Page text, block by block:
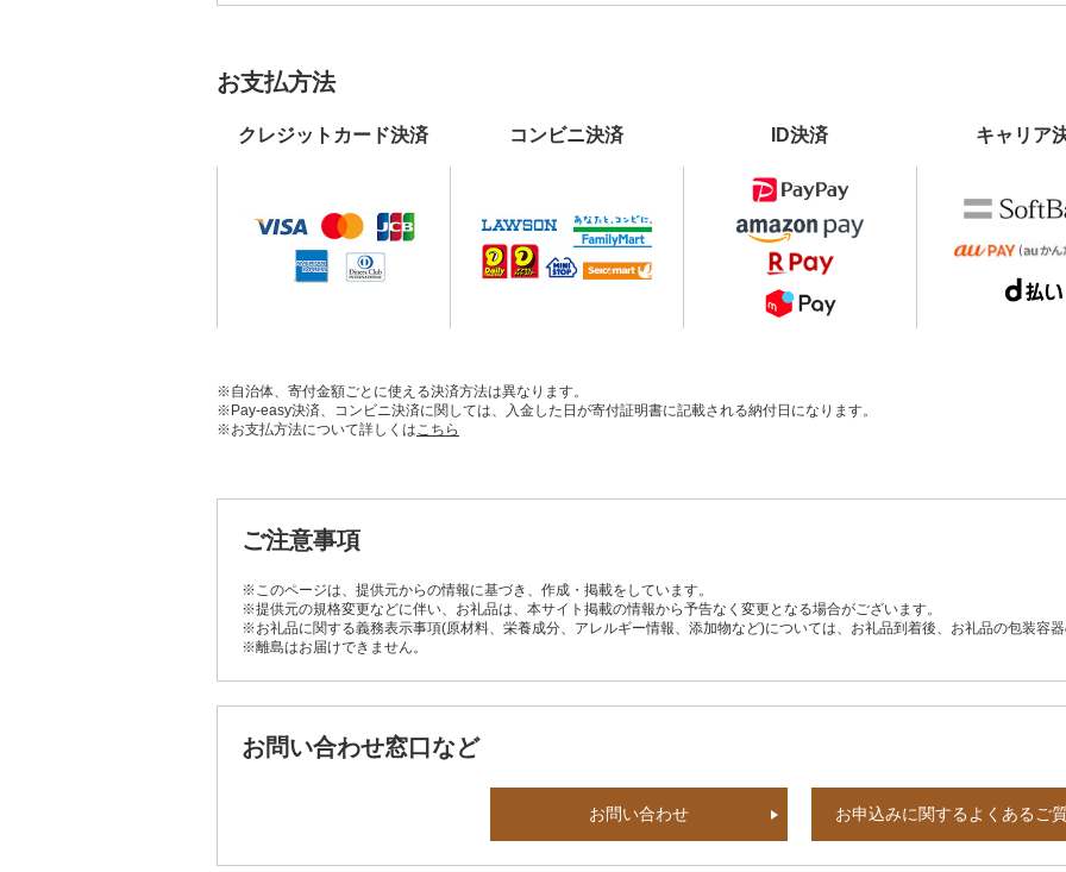
お支払方法
クレジットカード決済 コンビニ決済 ID決済 キャリア
※自治体、寄付金額ごとに使える決済方法は異なります。
※Pay-easy決済、コンビニ決済に関しては、入金した日が寄付証明書に記載される納付日になります。
※お支払方法について詳しくはこちら
ご注意事項
※このページは、提供元からの情報に基づき、作成・掲載をしています。
※提供元の規格変更などに伴い、お礼品は、本サイト掲載の情報から予告なく変更となる場合がございます。
※お礼品に関する義務表示事項(原材料、栄養成分、アレルギー情報、添加物など)については、お礼品到着後、お礼品の包装容器
※離島はお届けできません。
お問い合わせ窓口など
お問い合わせ お申込みに関するよくあるご